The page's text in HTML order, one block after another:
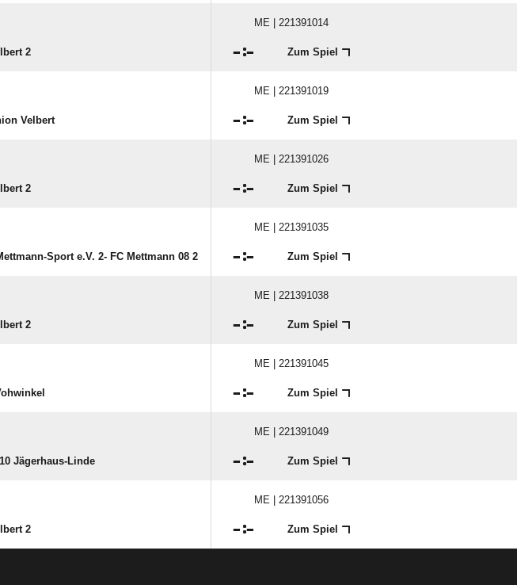
ME | 221391014
2 : Zum Spiel
ME | 221391019
Velbert : Zum Spiel
ME | 221391026
2 : Zum Spiel
ME | 221391035
Sport e.V. 2- FC Mettmann 08 2 : Zum Spiel
ME | 221391038
2 : Zum Spiel
ME | 221391045
: Zum Spiel
ME | 221391049
Jägerhaus-Linde : Zum Spiel
ME | 221391056
2 : Zum Spiel